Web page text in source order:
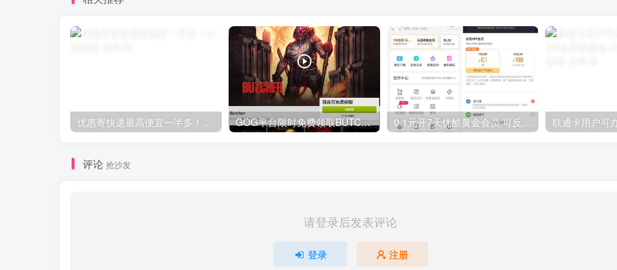
优惠寄快递最高便宜一半多！白鸽惠递 GOG平台限时免费领取BUTCHER（屠夫） 0.1元开7天优酷黄金会员 可反复开通需要关闭自动续费
评论 抢沙发
请登录后发表评论
登录 注册